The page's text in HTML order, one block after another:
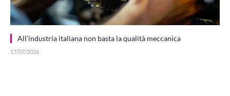
All’industria italiana non basta la qualità meccanica
17/07/2026